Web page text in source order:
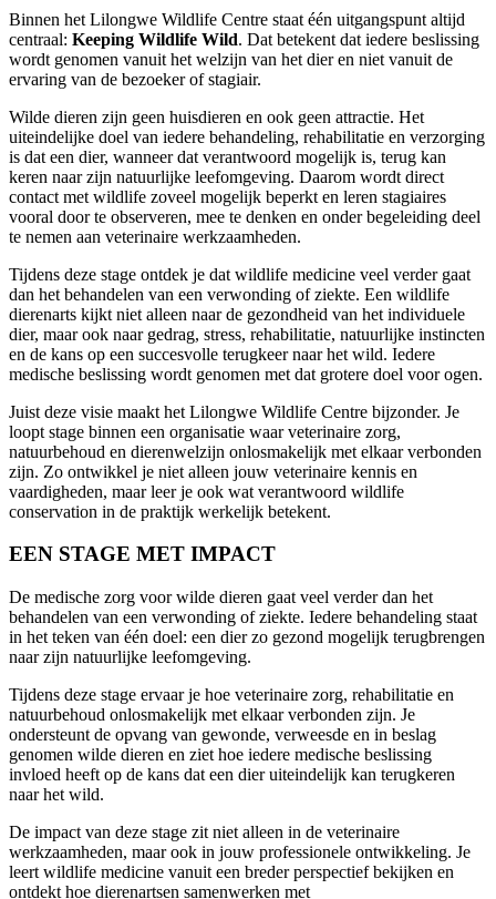
Binnen het Lilongwe Wildlife Centre staat één uitgangspunt altijd
centraal: Keeping Wildlife Wild. Dat betekent dat iedere beslissing
wordt genomen vanuit het welzijn van het dier en niet vanuit de
ervaring van de bezoeker of stagiair.
Wilde dieren zijn geen huisdieren en ook geen attractie. Het
uiteindelijke doel van iedere behandeling, rehabilitatie en verzorging
is dat een dier, wanneer dat verantwoord mogelijk is, terug kan
keren naar zijn natuurlijke leefomgeving. Daarom wordt direct
contact met wildlife zoveel mogelijk beperkt en leren stagiaires
vooral door te observeren, mee te denken en onder begeleiding deel
te nemen aan veterinaire werkzaamheden.
Tijdens deze stage ontdek je dat wildlife medicine veel verder gaat
dan het behandelen van een verwonding of ziekte. Een wildlife
dierenarts kijkt niet alleen naar de gezondheid van het individuele
dier, maar ook naar gedrag, stress, rehabilitatie, natuurlijke instincten
en de kans op een succesvolle terugkeer naar het wild. Iedere
medische beslissing wordt genomen met dat grotere doel voor ogen.
Juist deze visie maakt het Lilongwe Wildlife Centre bijzonder. Je
loopt stage binnen een organisatie waar veterinaire zorg,
natuurbehoud en dierenwelzijn onlosmakelijk met elkaar verbonden
zijn. Zo ontwikkel je niet alleen jouw veterinaire kennis en
vaardigheden, maar leer je ook wat verantwoord wildlife
conservation in de praktijk werkelijk betekent.
EEN STAGE MET IMPACT
De medische zorg voor wilde dieren gaat veel verder dan het
behandelen van een verwonding of ziekte. Iedere behandeling staat
in het teken van één doel: een dier zo gezond mogelijk terugbrengen
naar zijn natuurlijke leefomgeving.
Tijdens deze stage ervaar je hoe veterinaire zorg, rehabilitatie en
natuurbehoud onlosmakelijk met elkaar verbonden zijn. Je
ondersteunt de opvang van gewonde, verweesde en in beslag
genomen wilde dieren en ziet hoe iedere medische beslissing
invloed heeft op de kans dat een dier uiteindelijk kan terugkeren
naar het wild.
De impact van deze stage zit niet alleen in de veterinaire
werkzaamheden, maar ook in jouw professionele ontwikkeling. Je
leert wildlife medicine vanuit een breder perspectief bekijken en
ontdekt hoe dierenartsen samenwerken met